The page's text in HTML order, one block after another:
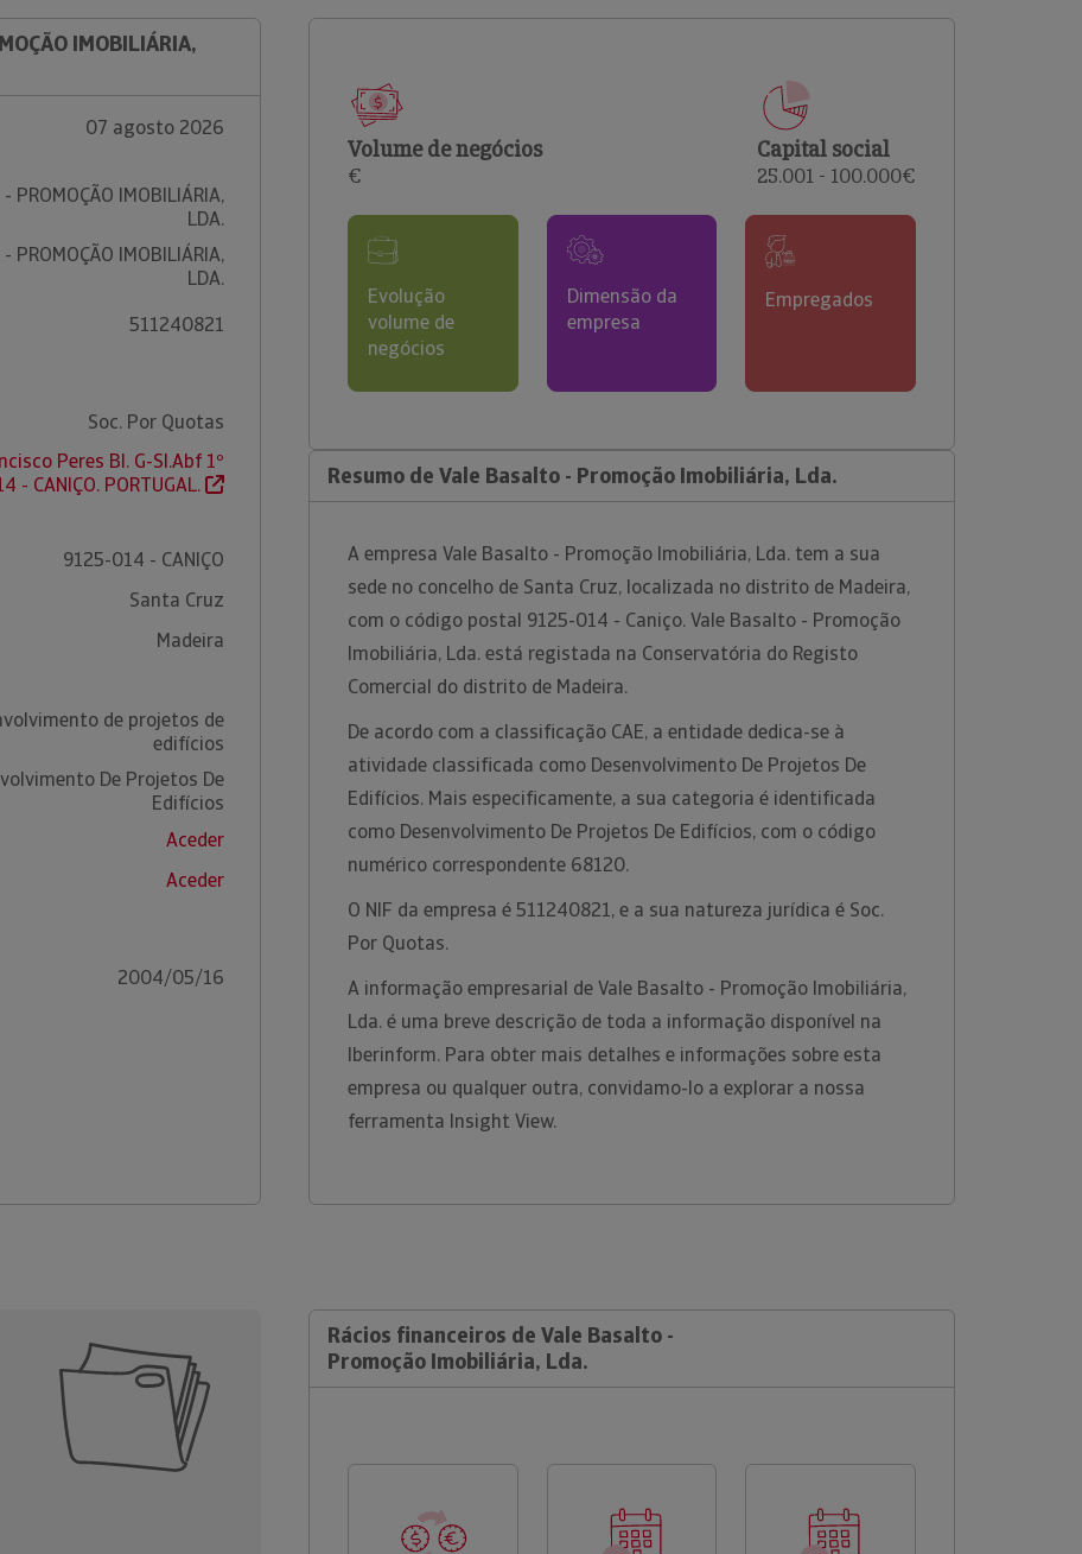
comerciais e analisar o risco de incumprimento dos
IMOBILIÁRIA,
07 agosto 2026
PROMOÇÃO IMOBILIÁRIA,
LDA.
PROMOÇÃO IMOBILIÁRIA,
LDA.
511240821
Soc. Por Quotas
Peres Bl. G-Sl.Abf 1º
- CANIÇO. PORTUGAL.
9125-014 - CANIÇO
Santa Cruz
Madeira
de projetos de
edifícios
De Projetos De
Edifícios
Aceder
Aceder
2004/05/16
Volume de negócios
€
Capital social
25.001 - 100.000€
Evolução
volume de
negócios
Dimensão da
empresa
Empregados
Resumo de Vale Basalto - Promoção Imobiliária, Lda.
A empresa Vale Basalto - Promoção Imobiliária, Lda. tem a sua
sede no concelho de Santa Cruz, localizada no distrito de Madeira,
com o código postal 9125-014 - Caniço. Vale Basalto - Promoção
Imobiliária, Lda. está registada na Conservatória do Registo
Comercial do distrito de Madeira.
De acordo com a classificação CAE, a entidade dedica-se à
atividade classificada como Desenvolvimento De Projetos De
Edifícios. Mais especificamente, a sua categoria é identificada
como Desenvolvimento De Projetos De Edifícios, com o código
numérico correspondente 68120.
O NIF da empresa é 511240821, e a sua natureza jurídica é Soc.
Por Quotas.
A informação empresarial de Vale Basalto - Promoção Imobiliária,
Lda. é uma breve descrição de toda a informação disponível na
Iberinform. Para obter mais detalhes e informações sobre esta
empresa ou qualquer outra, convidamo-lo a explorar a nossa
ferramenta Insight View.
Rácios financeiros de Vale Basalto -
Promoção Imobiliária, Lda.